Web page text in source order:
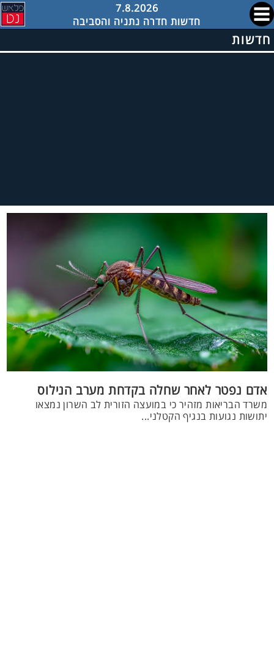
7.8.2026
חדשות חדרה נתניה והסביבה
חדשות
אדם נפטר לאחר שחלה בקדחת מערב הנילוס
משרד הבריאות מזהיר כי במועצה הזורית לב השרון נמצאו
יתושות נגועות בנגיף הקטלני...